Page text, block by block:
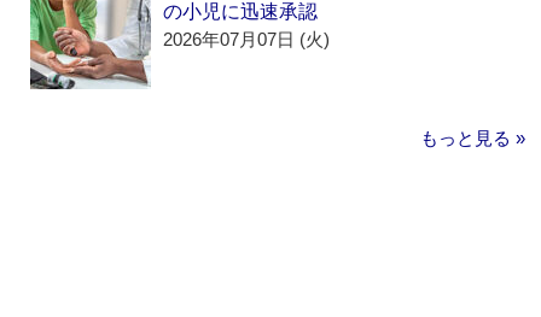
の小児に迅速承認
2026年07月07日 (火)
もっと見る »